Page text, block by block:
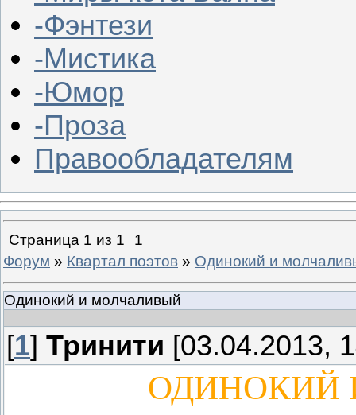
-Фэнтези
-Мистика
-Юмор
-Проза
Правообладателям
Страница 1 из 1
1
Форум » Квартал поэтов » Одинокий и
Одинокий и молчаливый
[1] Тринити [03.04.2013,
ОДИНОКИЙ